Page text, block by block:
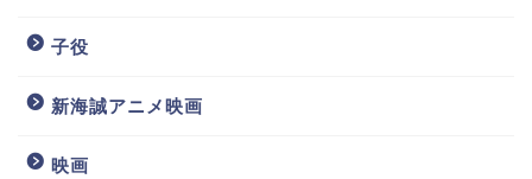
子役
新海誠アニメ映画
映画